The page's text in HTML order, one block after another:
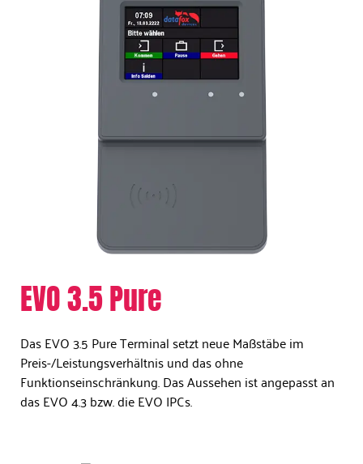
EVO 3.5 Pure​
Das EVO 3.5 Pure Terminal setzt neue Maßstäbe im
Preis-/Leistungsverhältnis und das ohne
Funktionseinschränkung. Das Aussehen ist angepasst an
das EVO 4.3 bzw. die EVO IPCs.